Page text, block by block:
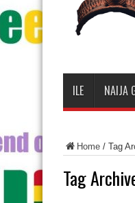
ILE NAIJA
Home / Tag
Tag